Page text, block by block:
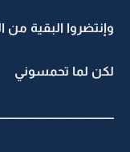
وإنتضروا البقية من
لكن لما تحمسوني